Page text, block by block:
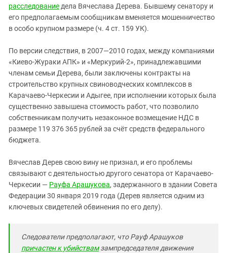
расследованиедела Вячеслава Дерева. Бывшему сенатору и
его предполагаемым сообщникам вменяется мошенничество
в особо крупном размере (ч. 4 ст. 159 УК).
По версии следствия, в 2007—2010 годах, между компаниями
«Киево-Жураки AПК» и «Меркурий-2», принадлежавшими
членам семьи Дерева, были заключены контракты на
строительство крупных свиноводческих комплексов в
Карачаево-Черкесии и Адыгее, при исполнении которых была
существенно завышена стоимость работ, что позволило
собственникам получить незаконное возмещение НДС в
размере 119 376 365 рублей за счёт средств федерального
бюджета.
Вячеслав Дерев свою вину не признал, и его проблемы
связывают с деятельностью другого сенатора от Карачаево-
Черкесии — Рауфа Арашукова, задержанного в здании Совета
Федерации 30 января 2019 года (Дерев является одним из
ключевых свидетелей обвинения по его делу).
Следователи предполагают, что Рауф Арашуков
причастен к убийствамзампредседателя движения